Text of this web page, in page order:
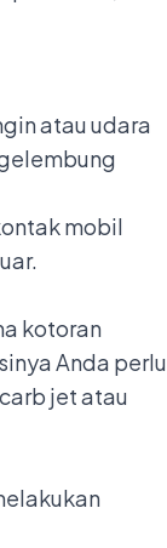
atau udara
mobil
kotoran
Anda perlu
jet atau